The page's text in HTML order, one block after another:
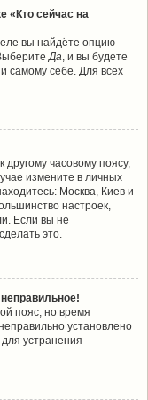
«Кто сейчас на
вы найдёте опцию
Да, и вы будете
самому себе. Для всех
часовому поясу,
измените в личных
Москва, Киев и
настроек,
Если вы не
это.
пояс, но время
установлено
устранения